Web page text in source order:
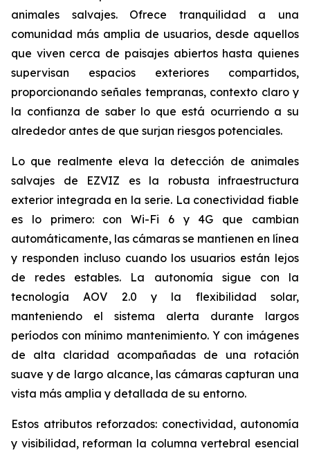
animales salvajes. Ofrece tranquilidad a una
comunidad más amplia de usuarios, desde aquellos
que viven cerca de paisajes abiertos hasta quienes
supervisan espacios exteriores compartidos,
proporcionando señales tempranas, contexto claro y
la confianza de saber lo que está ocurriendo a su
alrededor antes de que surjan riesgos potenciales.
Lo que realmente eleva la detección de animales
salvajes de EZVIZ es la robusta infraestructura
exterior integrada en la serie. La conectividad fiable
es lo primero: con Wi-Fi 6 y 4G que cambian
automáticamente, las cámaras se mantienen en línea
y responden incluso cuando los usuarios están lejos
de redes estables. La autonomía sigue con la
tecnología AOV 2.0 y la flexibilidad solar,
manteniendo el sistema alerta durante largos
períodos con mínimo mantenimiento. Y con imágenes
de alta claridad acompañadas de una rotación
suave y de largo alcance, las cámaras capturan una
vista más amplia y detallada de su entorno.
Estos atributos reforzados: conectividad, autonomía
y visibilidad, reforman la columna vertebral esencial